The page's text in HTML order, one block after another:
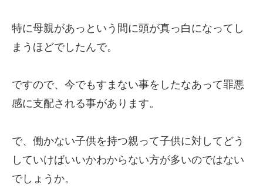
特に母親があっという間に頭が真っ白になってし
まうほどでしたんで。
ですので、今でもすまない事をしたなあって罪悪
感に支配される事があります。
で、働かない子供を持つ親って子供に対してどう
していけばいいかわからない方が多いのではない
でしょうか。